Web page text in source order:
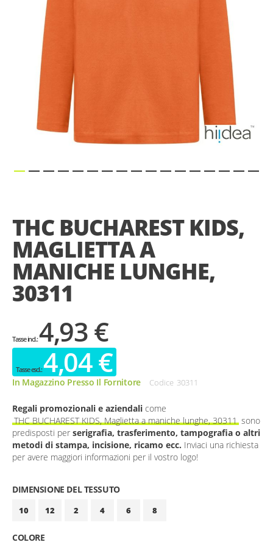
beginning
of
the
images
gallery
THC BUCHAREST KIDS,
MAGLIETTA A
MANICHE LUNGHE,
30311
4,93 €
4,04 €
In Magazzino Presso Il Fornitore Codice 30311
Regali promozionali e aziendali come
THC BUCHAREST KIDS, Maglietta a maniche lunghe, 30311 sono
predisposti per serigrafia, trasferimento, tampografia o altri
metodi di stampa, incisione, ricamo ecc. Inviaci una richiesta
per avere maggiori informazioni per il vostro logo!
DIMENSIONE DEL TESSUTO
10 12 2 4 6 8
COLORE